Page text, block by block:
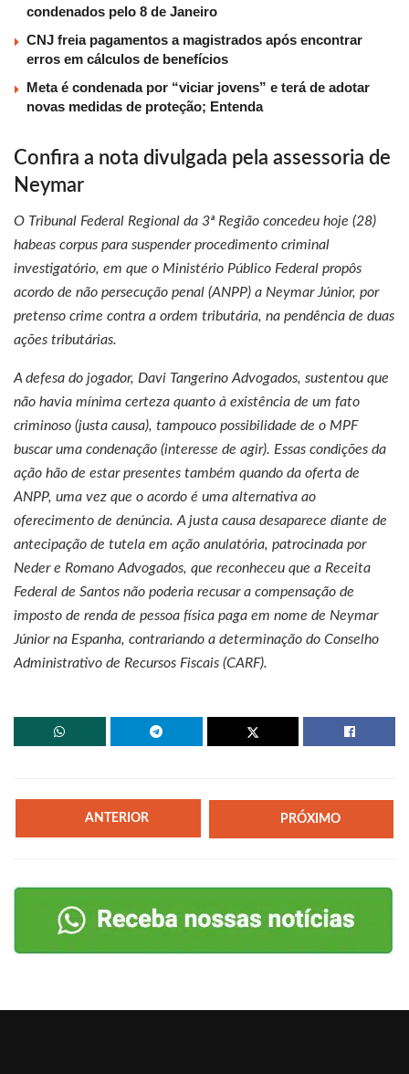
condenados pelo 8 de Janeiro
CNJ freia pagamentos a magistrados após encontrar
erros em cálculos de benefícios
Meta é condenada por “viciar jovens” e terá de adotar
novas medidas de proteção; Entenda
Confira a nota divulgada pela assessoria de
Neymar
O Tribunal Federal Regional da 3ª Região concedeu hoje (28)
habeas corpus para suspender procedimento criminal
investigatório, em que o Ministério Público Federal propôs
acordo de não persecução penal (ANPP) a Neymar Júnior, por
pretenso crime contra a ordem tributária, na pendência de duas
ações tributárias.
A defesa do jogador, Davi Tangerino Advogados, sustentou que
não havia mínima certeza quanto à existência de um fato
criminoso (justa causa), tampouco possibilidade de o MPF
buscar uma condenação (interesse de agir). Essas condições da
ação hão de estar presentes também quando da oferta de
ANPP, uma vez que o acordo é uma alternativa ao
oferecimento de denúncia. A justa causa desaparece diante de
antecipação de tutela em ação anulatória, patrocinada por
Neder e Romano Advogados, que reconheceu que a Receita
Federal de Santos não poderia recusar a compensação de
imposto de renda de pessoa física paga em nome de Neymar
Júnior na Espanha, contrariando a determinação do Conselho
Administrativo de Recursos Fiscais (CARF).
ANTERIOR PRÓXIMO